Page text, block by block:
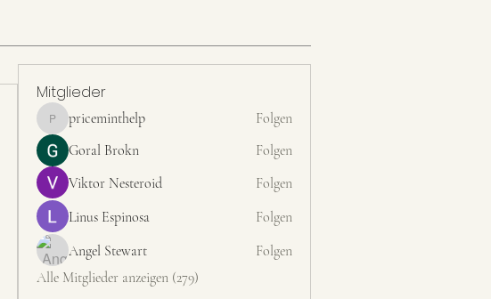
Mitglieder
priceminthelp
priceminthelp
Folgen
Goral Brokn
Folgen
Viktor Nesteroid
Folgen
Linus Espinosa
Folgen
Angel Stewart
Folgen
Alle Mitglieder anzeigen (279)